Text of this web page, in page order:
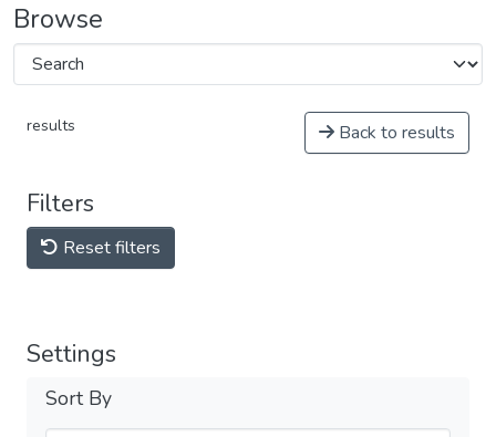
Browse
results Back to results
Filters
Reset filters
Settings
Sort By